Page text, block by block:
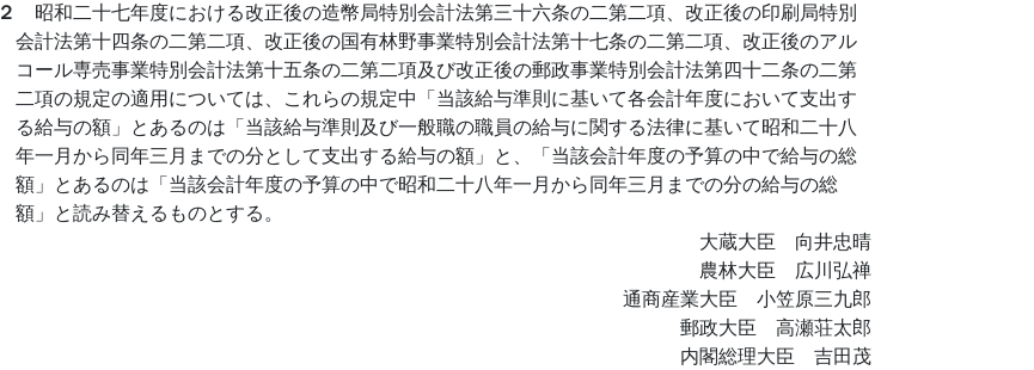
２ 昭和二十七年度における改正後の造幣局特別会計法第三十六条の二第二項、改正後の印刷局特別
会計法第十四条の二第二項、改正後の国有林野事業特別会計法第十七条の二第二項、改正後のアル
コール専売事業特別会計法第十五条の二第二項及び改正後の郵政事業特別会計法第四十二条の二第
二項の規定の適用については、これらの規定中「当該給与準則に基いて各会計年度において支出す
る給与の額」とあるのは「当該給与準則及び一般職の職員の給与に関する法律に基いて昭和二十八
年一月から同年三月までの分として支出する給与の額」と、「当該会計年度の予算の中で給与の総
額」とあるのは「当該会計年度の予算の中で昭和二十八年一月から同年三月までの分の給与の総
額」と読み替えるものとする。
大蔵大臣 向井忠晴
農林大臣 広川弘禅
通商産業大臣 小笠原三九郎
郵政大臣 高瀬荘太郎
内閣総理大臣 吉田茂